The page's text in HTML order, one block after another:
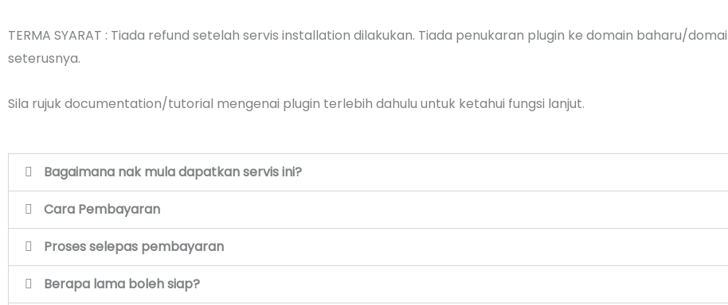
TERMA SYARAT : Tiada refund setelah servis installation dilakukan. Tiada penukaran plugin ke domain baharu/
seterusnya.
Sila rujuk documentation/tutorial mengenai plugin terlebih dahulu untuk ketahui fungsi lanjut.
Bagaimana nak mula dapatkan servis ini?
Cara Pembayaran
Proses selepas pembayaran
Berapa lama boleh siap?